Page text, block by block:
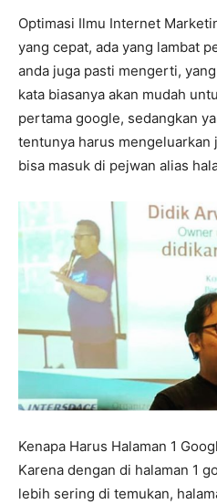
Optimasi Ilmu Internet
yang cepat, ada yang lambat
anda juga pasti mengerti,
kata biasanya akan mudah
pertama google, sedangkan
tentunya harus mengeluarkan
bisa masuk di pejwan alias
Kenapa Harus Halaman 1
Karena dengan di halaman 1
lebih sering di temukan,